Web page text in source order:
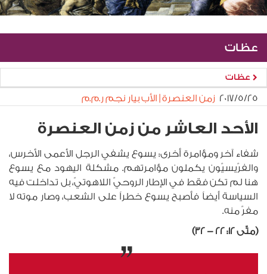
عظات
عظات
٢٥‏/٥‏/٢٠١٧ زمن العنصرة | الأب بيار نجم ر.م.م
الأحد العاشر من زمن العنصرة
شفاء آخر ومؤامرة أخرى: يسوع يشفي الرجل الأعمى الأخرس،
والفرّيسيّون يكملون مؤامرتهم. مشكلة اليهود مع يسوع
هنا لم تكن فقط في الإطار الروحيّ اللاهوتيّ، بل تداخلت فيه
السياسة أيضاً فأصبح يسوع خطراً على الشعب، وصار موته لا
مفرّ منه.
(متّى 12: 22 - 32)